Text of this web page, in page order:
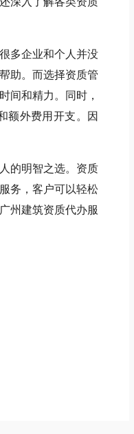
多企业和个人并没
助。而选择资质管
间和精力。同时，
额外费用开支。因
的明智之选。资质
务，客户可以轻松
州建筑资质代办服